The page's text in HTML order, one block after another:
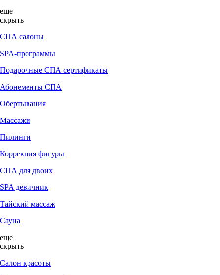
еще
скрыть
СПА салоны
SPA-программы
Подарочные СПА сертификаты
Абонементы СПА
Обертывания
Массажи
Пилинги
Коррекция фигуры
СПА для двоих
SPA девичник
Тайский массаж
Сауна
еще
скрыть
Салон красоты